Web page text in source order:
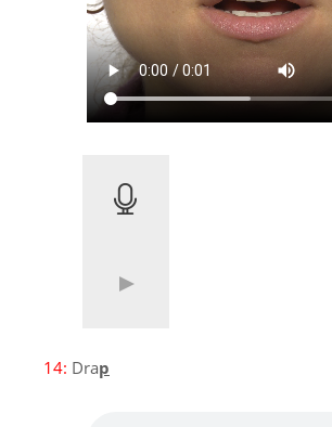
14: Drap